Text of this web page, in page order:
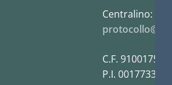
Centralino:
C.F.
P.I. 00177330073